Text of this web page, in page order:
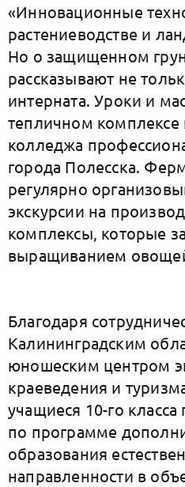
«Инновационные
растениеводстве и
Но о защищенном
рассказывают не
интерната. Уроки и
тепличном комплексе
колледжа
города Полесска.
регулярно
экскурсии на
комплексы, которые
выращиванием
Благодаря
Калининградским
юношеским центром
краеведения и
учащиеся 10-го
по программе
образования
направленности в